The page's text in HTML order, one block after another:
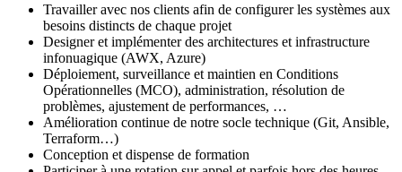
Travailler avec nos clients afin de configurer les systèmes aux
besoins distincts de chaque projet
Designer et implémenter des architectures et infrastructure
infonuagique (AWX, Azure)
Déploiement, surveillance et maintien en Conditions
Opérationnelles (MCO), administration, résolution de
problèmes, ajustement de performances, …
Amélioration continue de notre socle technique (Git, Ansible,
Terraform…)
Conception et dispense de formation